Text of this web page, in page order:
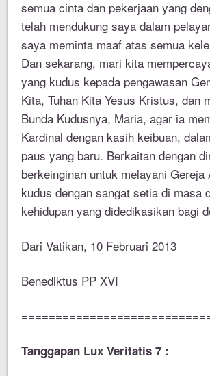
semua cinta dan pekerjaan yang
telah mendukung saya dalam
saya meminta maaf atas semua
Dan sekarang, mari kita
yang kudus kepada pengawasan
Kita, Tuhan Kita Yesus Kristus, dan
Bunda Kudusnya, Maria, agar ia
Kardinal dengan kasih keibuan,
paus yang baru. Berkaitan dengan
berkeinginan untuk melayani Gereja
kudus dengan sangat setia di masa
kehidupan yang didedikasikan bagi
Dari Vatikan, 10 Februari 2013
Benediktus PP XVI
Tanggapan Lux Veritatis 7 :